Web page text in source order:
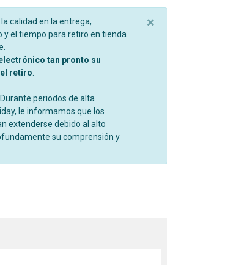
calidad en la entrega,
el tiempo para retiro en tienda
tan pronto su
retiro
Durante periodos de alta
le informamos que los
extenderse debido al alto
su comprensión y
×